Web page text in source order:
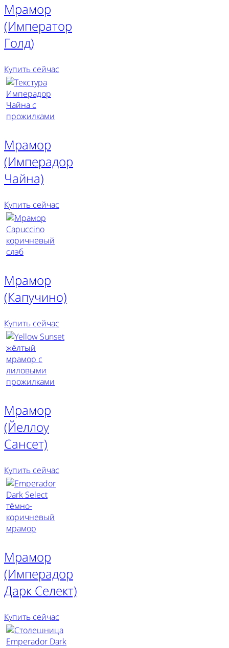
Мрамор
(Император
Голд)
Купить сейчас
Мрамор
(Имперадор
Чайна)
Купить сейчас
Мрамор
(Капучино)
Купить сейчас
Мрамор
(Йеллоу
Сансет)
Купить сейчас
Мрамор
(Имперадор
Дарк Селект)
Купить сейчас